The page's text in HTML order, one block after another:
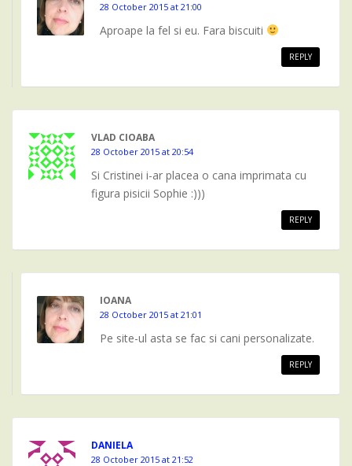
28 October 2015 at 21:00
Aproape la fel si eu. Fara biscuiti
REPLY
VLAD CIOABA
28 October 2015 at 20:54
Si Cristinei i-ar placea o cana imprimata cu
figura pisicii Sophie :)))
REPLY
IOANA
28 October 2015 at 21:01
Pe site-ul asta se fac si cani personalizate.
REPLY
DANIELA
28 October 2015 at 21:52